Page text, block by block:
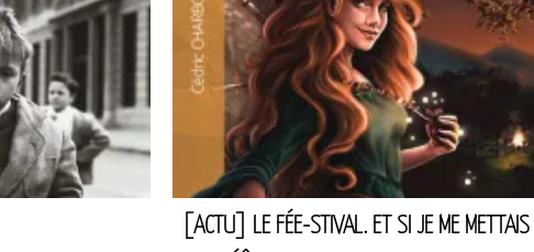
[ACTU] LE FÉE-STIVAL. ET SI JE ME METTAIS